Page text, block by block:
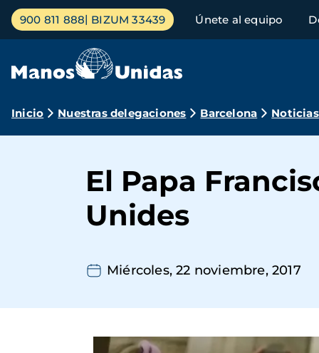
Pasar
contenido
Menú
principal
900 811 888 BIZUM 33439 Únete al equipo
Ruta
navegación
Inicio Nuestras delegaciones Barcelona Noticias
El Papa
Unides
Miércoles, 22 noviembre, 2017